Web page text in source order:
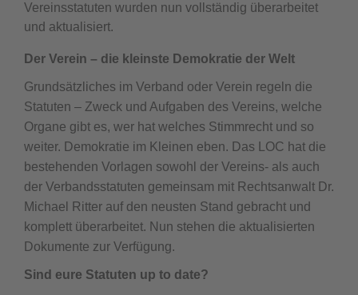
Vereinsstatuten wurden nun vollständig überarbeitet
und aktualisiert.
Der Verein – die kleinste Demokratie der Welt
Grundsätzliches im Verband oder Verein regeln die
Statuten – Zweck und Aufgaben des Vereins, welche
Organe gibt es, wer hat welches Stimmrecht und so
weiter. Demokratie im Kleinen eben. Das LOC hat die
bestehenden Vorlagen sowohl der Vereins- als auch
der Verbandsstatuten gemeinsam mit Rechtsanwalt Dr.
Michael Ritter auf den neusten Stand gebracht und
komplett überarbeitet. Nun stehen die aktualisierten
Dokumente zur Verfügung.
Sind eure Statuten up to date?